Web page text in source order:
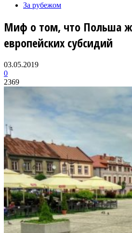
За рубежом
Миф о том, что Польша
европейских субсидий
03.05.2019
0
2369